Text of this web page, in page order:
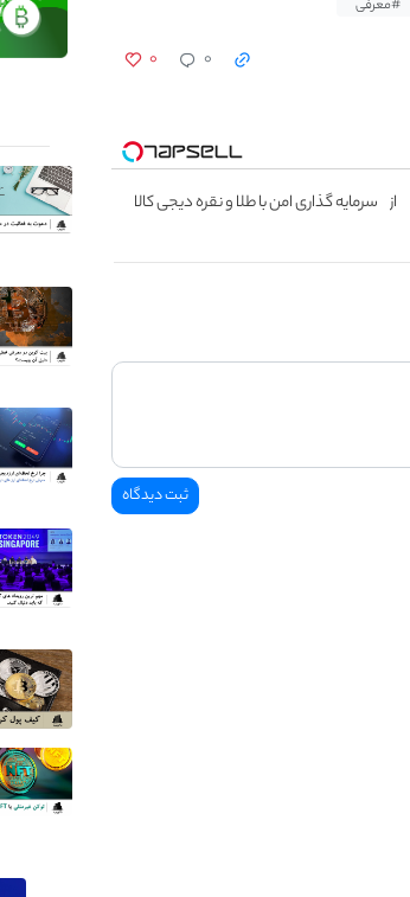
#معرفی
۰ ۰
سرمایه گذاری امن با طلا و نقره دیجی کالا